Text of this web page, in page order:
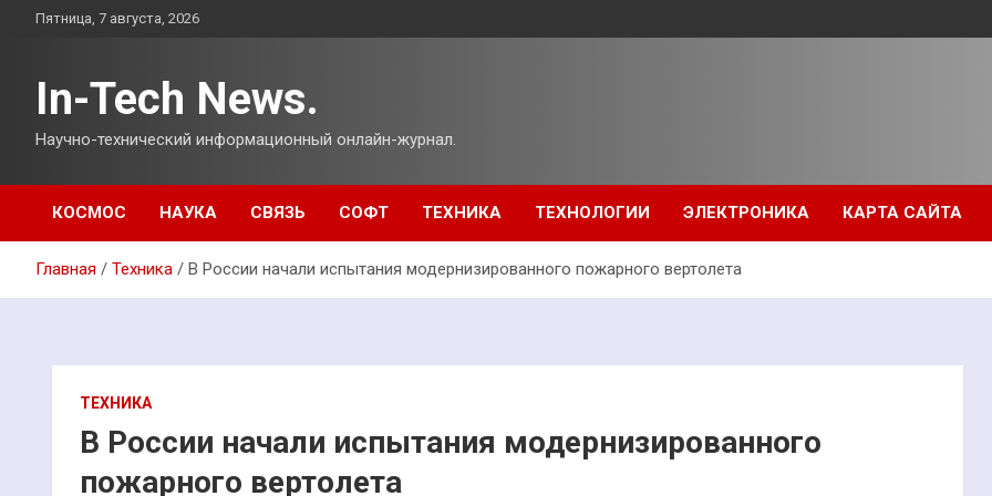
ПерейтиПятница, 7 августа, 2026
In-Tech News.
Научно-технический информационный онлайн-журнал.
КОСМОС НАУКА СВЯЗЬ СОФТ ТЕХНИКА ТЕХНОЛОГИИ ЭЛЕКТРОНИКА КАРТА САЙТА
Главная Техника В России начали испытания модернизированного пожарного вертолета
ТЕХНИКА
В России начали испытания модернизированного
пожарного вертолета